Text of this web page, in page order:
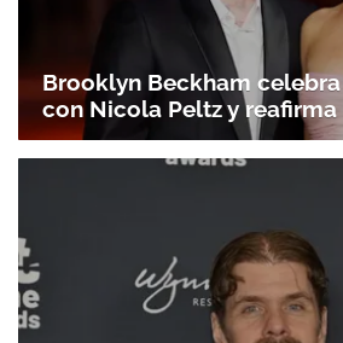
Brooklyn Beckham
con Nicola Peltz y